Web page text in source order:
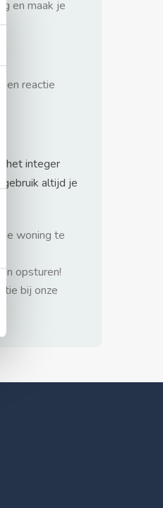
en maak je
reactie
het integer
gebruik altijd je
woning te
opsturen!
bij onze